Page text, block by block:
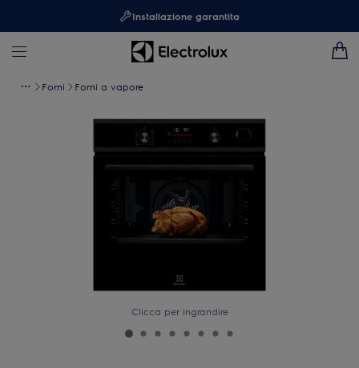
Installazione garantita
Forni Forni a vapore
Clicca per ingrandire